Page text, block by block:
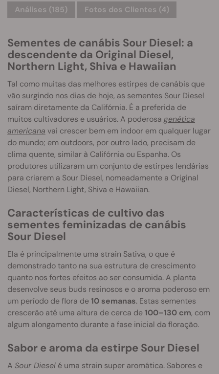
Análises (185)
Fotos dos Clientes (4)
Sementes de canábis Sour Diesel: a
descendente da Original Diesel,
Northern Light, Shiva e Hawaiian
Tal como muitas das melhores estirpes de canábis que
vão surgindo nos dias de hoje, as sementes Sour Diesel
saíram diretamente da Califórnia. É a preferida de
muitos cultivadores e usuários. A poderosa genética
americana vai crescer bem em indoor em qualquer lugar
do mundo; em outdoors, por outro lado, precisam de
clima quente, similar à Califórnia ou Espanha. Os
produtores utilizaram um conjunto de estirpes lendárias
para criarem a Sour Diesel, nomeadamente a Original
Diesel, Northern Light, Shiva e Hawaiian.
Características de cultivo das
sementes feminizadas de canábis
Sour Diesel
Ela é principalmente uma strain Sativa, o que é
demonstrado tanto na sua estrutura de crescimento
quanto nos fortes efeitos ao ser consumida. A planta
desenvolve seus buds resinosos e o aroma poderoso em
um período de flora de10 semanas. Estas sementes
crescerão até uma altura de cerca de100–130 cm, com
algum alongamento durante a fase inicial da floração.
Sabor e aroma da estirpe Sour Diesel
A Sour Diesel é uma strain super aromática. Sabores e